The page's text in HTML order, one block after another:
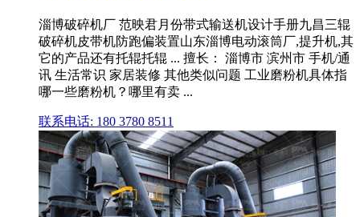
淄博破碎机厂 范映君月份带式输送机设计手册九昌三辊
破碎机皮带机防跑偏装置山东淄博电动滚筒厂,提升机,其
它的产品还有托辊托辊 ... 擅长： 淄博市 滨州市 手机/通
讯 生活常识 家居装修 其他类似问题 工业磨粉机具体指
哪一些磨粉机？哪里有卖 ...
联系电话: 180 3780 8511